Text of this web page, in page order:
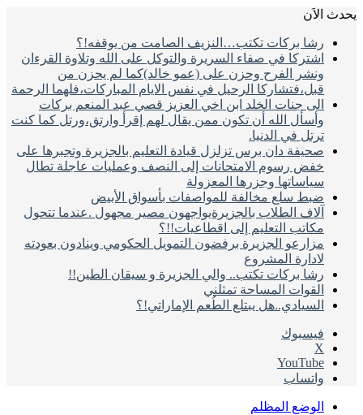
الاَن
رشا بركات تكتب…النزيف الصامت من يوقفه!؟
اشتركا في صفاء السريرة والتوكل على الله وتلاوة القرءان
ونشر الفرح وحزن على (عمو خالد)كما لم يحزن من
قبل،فتشاركا الرحيل في نفس الايام المباركات،فلهما الرحمة
الى جنات الخلد ابن اخي العزيز قصي عبد المنعم بركات
وأسأل الله أن تكون ممن يقال لهم إقرأ وارتق،ورتل كما كنت
ترتل في الدنيا.
صحيفة دان برس تزلزل قيادة التعليم بالجزيرة وتجبرها على
خفض رسوم الامتحانات إلى النصف وعمليات عاجلة تطال
سياساتها وجزرها المعزولة
ضبط سلع مخالفة للمواصفات بأسواق الأبيض
آلاف الطلاب بالجزيرةيواجهون مصير مجهول .عندما تتحول
مكاتب التعليم إلى اقطاعيات!!؟
مزارعو الجزيرة برفضون التمويل الحكومي وينادون بعودته
لادارة المشروع
رشا بركات تكتب.. والي الجزيرة و سيقان الطين!!
القوات المساحة تمثلني
السيادي..هل يبتلع الطُعم الإماراتي!؟
فيسبوك
‫X
‫YouTube
واتساب
الوضع المظلم